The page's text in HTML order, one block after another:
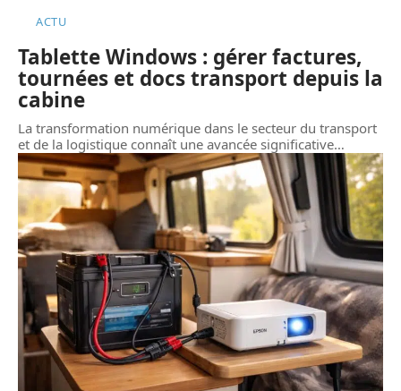
ACTU
Tablette Windows : gérer factures,
tournées et docs transport depuis la
cabine
La transformation numérique dans le secteur du transport
et de la logistique connaît une avancée significative…